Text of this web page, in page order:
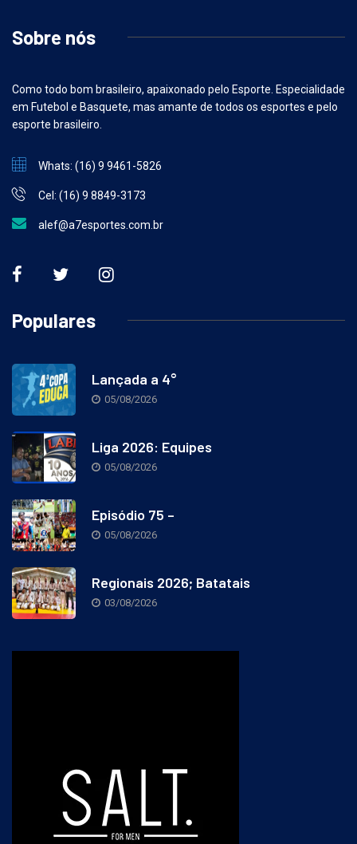
Sobre nós
Como todo bom brasileiro, apaixonado pelo Esporte. Especialidade
em Futebol e Basquete, mas amante de todos os esportes e pelo
esporte brasileiro.
Whats: (16) 9 9461-5826
Cel: (16) 9 8849-3173
alef@a7esportes.com.br
Populares
Lançada a 4°
05/08/2026
Liga 2026: Equipes
05/08/2026
Episódio 75 –
05/08/2026
Regionais 2026; Batatais
03/08/2026